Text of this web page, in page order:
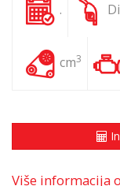
.
cm3
Više informacija